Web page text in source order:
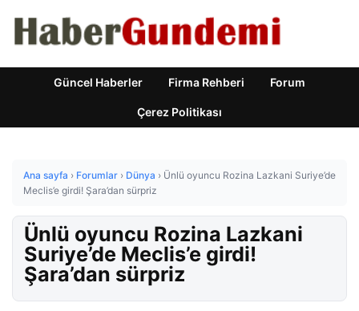
Güncel Haberler Firma Rehberi Forum
Çerez Politikası
Ana sayfa › Forumlar › Dünya › Ünlü oyuncu Rozina Lazkani Suriye’de
Meclis’e girdi! Şara’dan sürpriz
Ünlü oyuncu Rozina Lazkani
Suriye’de Meclis’e girdi!
Şara’dan sürpriz